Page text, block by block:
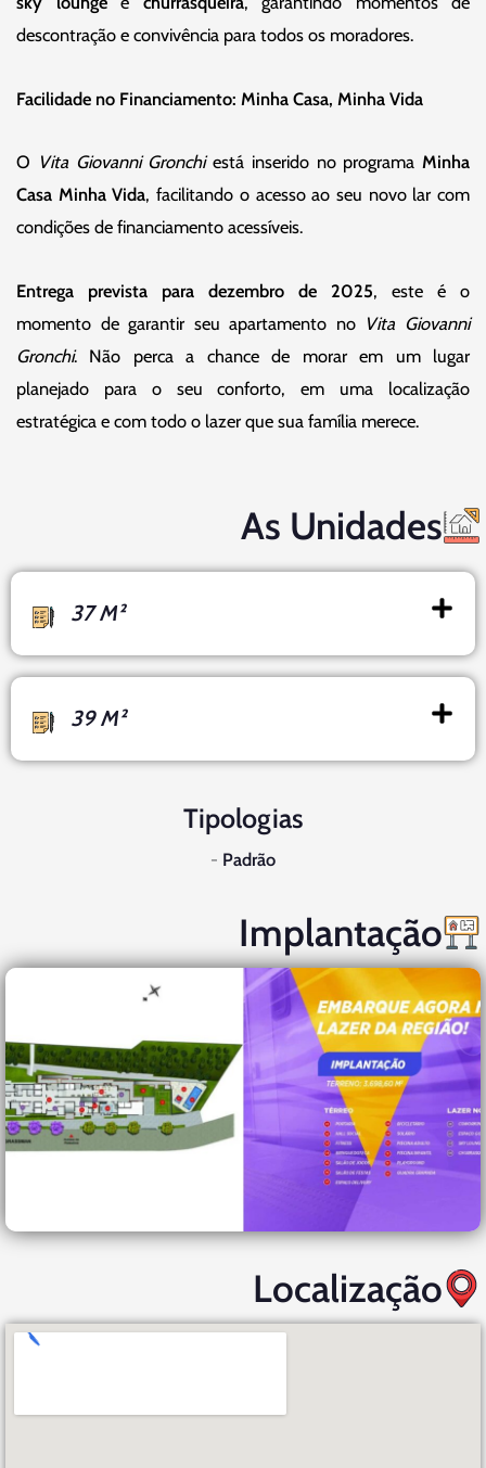
descontração e convivência para todos os moradores.
Facilidade no Financiamento: Minha Casa, Minha Vida
O Vita Giovanni Gronchiestá inserido no programa Minha
Casa Minha Vida, facilitando o acesso ao seu novo lar com
condições de financiamento acessíveis.
Entrega prevista para dezembro de 2025, este é o
momento de garantir seu apartamento no Vita Giovanni
Gronchi. Não perca a chance de morar em um lugar
planejado para o seu conforto, em uma localização
estratégica e com todo o lazer que sua família merece.
As Unidades
37 M²
39 M²
Tipologias
- Padrão
Implantação
Localização